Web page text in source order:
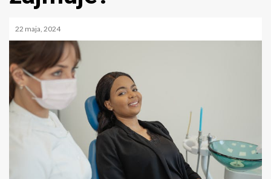
22 maja, 2024